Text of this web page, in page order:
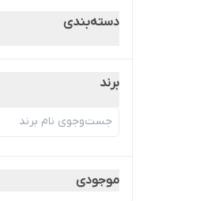
دسته‌بندی
برند
موجودی